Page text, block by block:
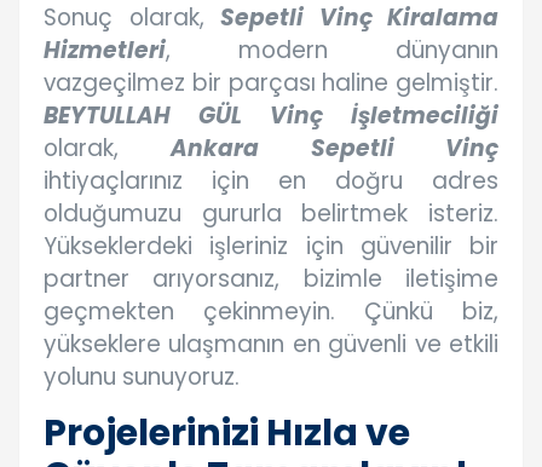
Sonuç olarak, Sepetli Vinç Kiralama
Hizmetleri, modern dünyanın
vazgeçilmez bir parçası haline gelmiştir.
BEYTULLAH GÜL Vinç İşletmeciliği
olarak,Ankara Sepetli Vinç
ihtiyaçlarınız için en doğru adres
olduğumuzu gururla belirtmek isteriz.
Yükseklerdeki işleriniz için güvenilir bir
partner arıyorsanız, bizimle iletişime
geçmekten çekinmeyin. Çünkü biz,
yükseklere ulaşmanın en güvenli ve etkili
yolunu sunuyoruz.
Projelerinizi Hızla ve